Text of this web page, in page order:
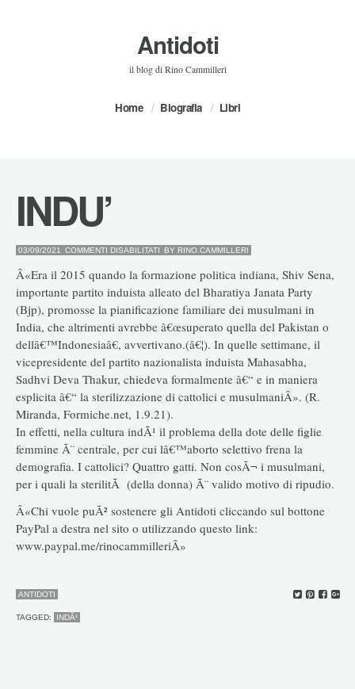
Antidoti
il blog di Rino Cammilleri
Home Biografia Libri
INDU’
03/09/2021 COMMENTI DISABILITATI SU
BY RINO.CAMMILLERI
Â«Era il 2015 quando la formazione politica indiana, Shiv Sena,
importante partito induista alleato del Bharatiya Janata Party
(Bjp), promosse la pianificazione familiare dei musulmani in
India, che altrimenti avrebbe â€œsuperato quella del Pakistan o
dellâ€™Indonesiaâ€, avvertivano.(â€¦). In quelle settimane, il
vicepresidente del partito nazionalista induista Mahasabha,
Sadhvi Deva Thakur, chiedeva formalmente â€“ e in maniera
esplicita â€“ la sterilizzazione di cattolici e musulmaniÂ». (R.
Miranda, Formiche.net, 1.9.21).
In effetti, nella cultura indÃ¹ il problema della dote delle figlie
femmine Ã¨ centrale, per cui lâ€™aborto selettivo frena la
demografia. I cattolici? Quattro gatti. Non cosÃ¬ i musulmani,
per i quali la sterilitÃ (della donna) Ã¨ valido motivo di ripudio.
Â«Chi vuole puÃ² sostenere gli Antidoti cliccando sul bottone
PayPal a destra nel sito o utilizzando questo link:
www.paypal.me/rinocammilleriÂ»
ANTIDOTI
TAGGED: INDÃ¹